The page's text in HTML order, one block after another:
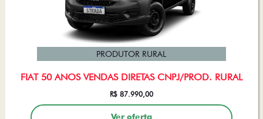
FIAT 50 ANOS VENDAS DIRETAS CNPJ/PROD. RURAL
PRODUTOR RURAL
R$ 87.990,00
Ver oferta